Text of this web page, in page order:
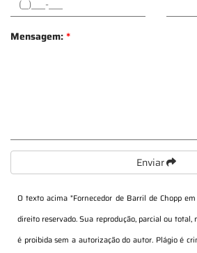
Mensagem:*
Enviar
O texto acima "Fornecedor de Barril de Chopp
direito reservado. Sua reprodução, parcial ou total,
é proibida sem a autorização do autor. Plágio é